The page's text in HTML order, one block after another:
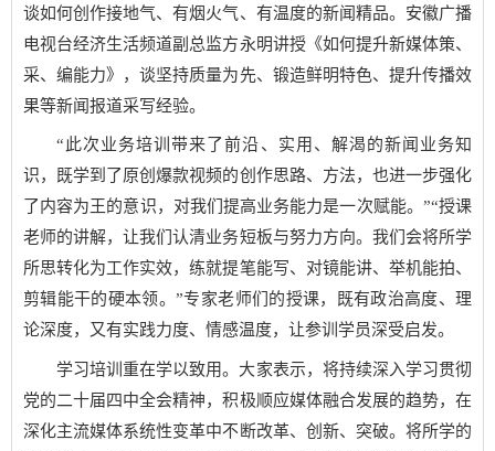
谈如何创作接地气、有烟火气、有温度的新闻精品。安徽广播
电视台经济生活频道副总监方永明讲授《如何提升新媒体策、
采、编能力》，谈坚持质量为先、锻造鲜明特色、提升传播效
果等新闻报道采写经验。
“此次业务培训带来了前沿、实用、解渴的新闻业务知
识，既学到了原创爆款视频的创作思路、方法，也进一步强化
了内容为王的意识，对我们提高业务能力是一次赋能。”“授课
老师的讲解，让我们认清业务短板与努力方向。我们会将所学
所思转化为工作实效，练就提笔能写、对镜能讲、举机能拍、
剪辑能干的硬本领。”专家老师们的授课，既有政治高度、理
论深度，又有实践力度、情感温度，让参训学员深受启发。
学习培训重在学以致用。大家表示，将持续深入学习贯彻
党的二十届四中全会精神，积极顺应媒体融合发展的趋势，在
深化主流媒体系统性变革中不断改革、创新、突破。将所学的